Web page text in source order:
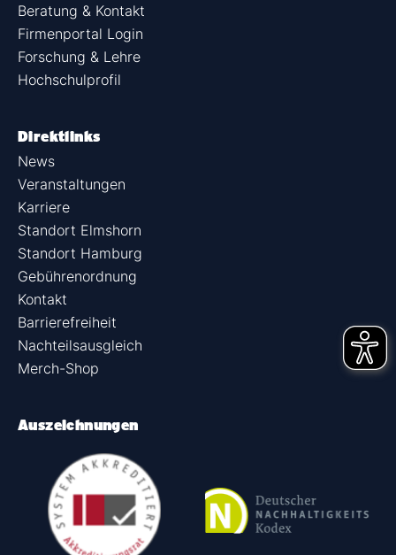
Beratung & Kontakt
Firmenportal Login
Forschung & Lehre
Hochschulprofil
Direktlinks
News
Veranstaltungen
Karriere
Standort Elmshorn
Standort Hamburg
Gebührenordnung
Kontakt
Barrierefreiheit
Nachteilsausgleich
Merch-Shop
Auszeichnungen